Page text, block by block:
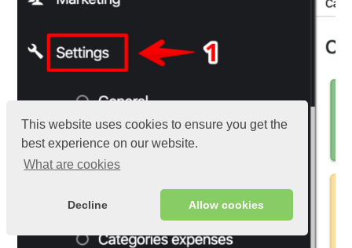
This website uses cookies to ensure you get the
best experience on our website.
What are cookies
Decline Allow cookies